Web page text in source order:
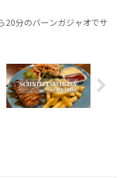
20分のバーンガジャオでサ